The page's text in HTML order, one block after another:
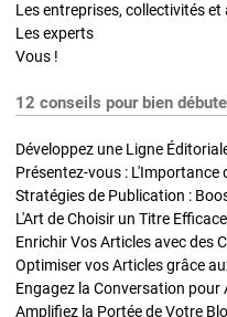
Les entreprises, collectivités
Les experts
Vous !
12 conseils pour bien
Développez une Ligne
Présentez-vous :
L'Art de Choisir un Titre
Optimiser vos Articles grâce
Engagez la Conversation pour
Amplifiez la Portée de Votre